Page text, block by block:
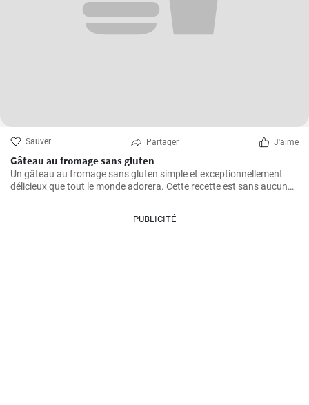
Sauver Partager J'aime
Gâteau au fromage sans gluten
Un gâteau au fromage sans gluten simple et exceptionnellement
délicieux que tout le monde adorera. Cette recette est sans aucun
doute le meilleur gâteau au fromage sans gluten que vous ayez
PUBLICITÉ